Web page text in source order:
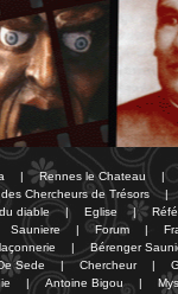
| Rennes le Chateau |
Chercheurs de Trésors
|
diable | Eglise |
Sauniere | Forum |
| Bérenger
Sede | Chercheur |
| Antoine Bigou |